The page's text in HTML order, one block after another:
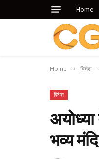
Home
Home » विदेश
विदेश
भव्य